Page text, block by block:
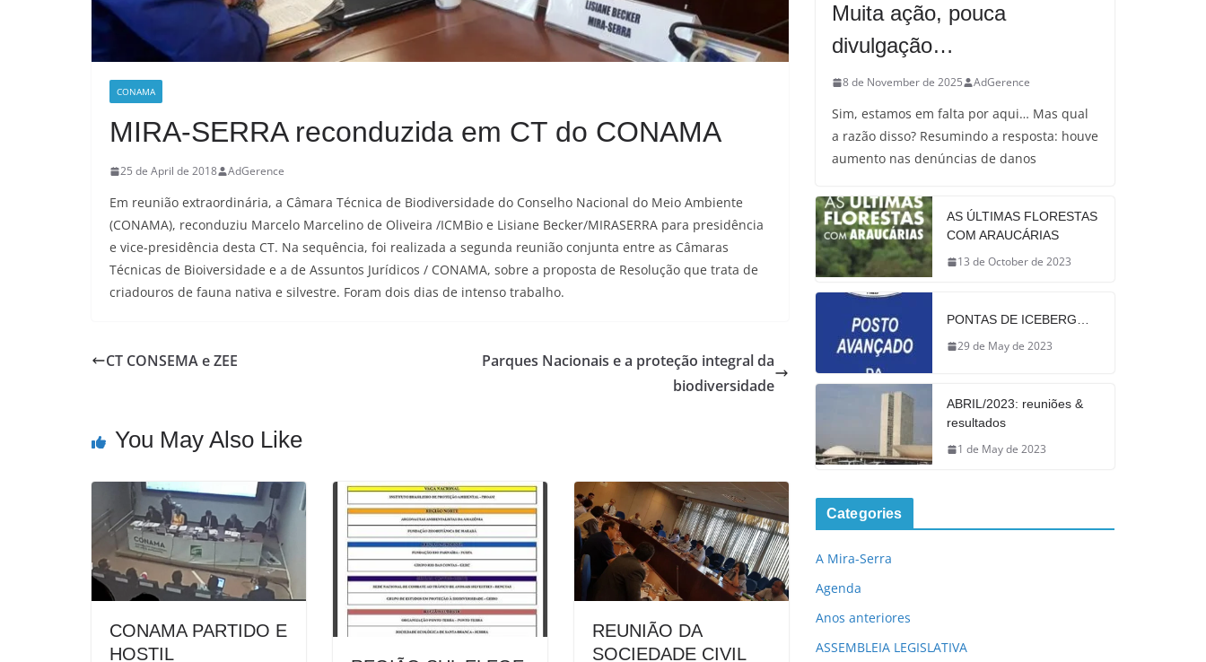
CONAMA
MIRA-SERRA reconduzida em CT do CONAMA
25 de April de 2018 AdGerence
Em reunião extraordinária, a Câmara Técnica de Biodiversidade do Conselho Nacional do Meio Ambiente
(CONAMA), reconduziu Marcelo Marcelino de Oliveira /ICMBio e Lisiane Becker/MIRASERRA para presidência
e vice-presidência desta CT. Na sequência, foi realizada a segunda reunião conjunta entre as Câmaras
Técnicas de Bioiversidade e a de Assuntos Jurídicos / CONAMA, sobre a proposta de Resolução que trata de
criadouros de fauna nativa e silvestre. Foram dois dias de intenso trabalho.
CT CONSEMA e ZEE
Parques Nacionais e a proteção integral da
biodiversidade
You May Also Like
CONAMA PARTIDO E
HOSTIL
REUNIÃO DA
SOCIEDADE CIVIL
Muita ação, pouca
divulgação…
8 de November de 2025 AdGerence
Sim, estamos em falta por aqui… Mas qual
a razão disso? Resumindo a resposta: houve
aumento nas denúncias de danos
AS ÚLTIMAS FLORESTAS
COM ARAUCÁRIAS
13 de October de 2023
PONTAS DE ICEBERG…
29 de May de 2023
ABRIL/2023: reuniões &
resultados
1 de May de 2023
Categories
A Mira-Serra
Agenda
Anos anteriores
ASSEMBLEIA LEGISLATIVA